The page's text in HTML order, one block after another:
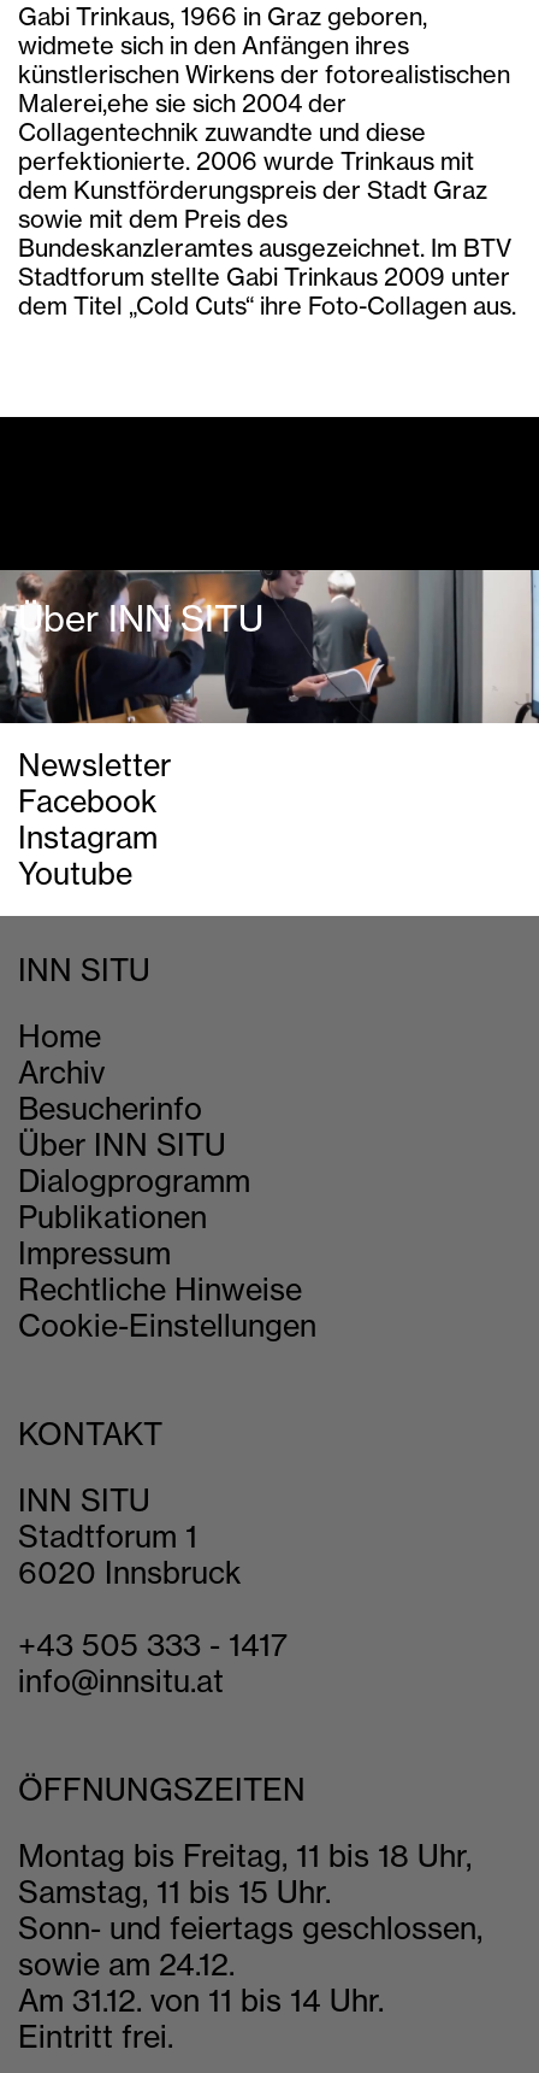
Gabi Trinkaus, 1966 in Graz geboren,
widmete sich in den Anfängen ihres
künstlerischen Wirkens der fotorealistischen
Malerei,ehe sie sich 2004 der
Collagentechnik zuwandte und diese
perfektionierte. 2006 wurde Trinkaus mit
dem Kunstförderungspreis der Stadt Graz
sowie mit dem Preis des
Bundeskanzleramtes ausgezeichnet. Im BTV
Stadtforum stellte Gabi Trinkaus 2009 unter
dem Titel „Cold Cuts“ ihre Foto-Collagen aus.
Über INN SITU
Newsletter
Facebook
Instagram
Youtube
INN SITU
Home
Archiv
Besucherinfo
Über INN SITU
Dialogprogramm
Publikationen
Impressum
Rechtliche Hinweise
Cookie-Einstellungen
KONTAKT
INN SITU
Stadtforum 1
6020 Innsbruck
+43 505 333 - 1417
info@innsitu.at
ÖFFNUNGSZEITEN
Montag bis Freitag, 11 bis 18 Uhr,
Samstag, 11 bis 15 Uhr.
Sonn- und feiertags geschlossen,
sowie am 24.12.
Am 31.12. von 11 bis 14 Uhr.
Eintritt frei.